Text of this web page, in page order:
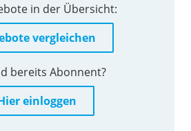
in der Übersicht:
vergleichen
bereits Abonnent?
einloggen